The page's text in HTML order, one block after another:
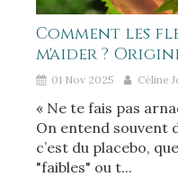
Comment les
m'aider ?
01 Nov 2025 Céline
« Ne te fais pas
On entend souvent
c’est du placebo,
"faibles" ou t...